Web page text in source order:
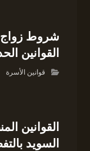
شروط زواج
القوانين
قوانين الأسرة
القوانين
السويد